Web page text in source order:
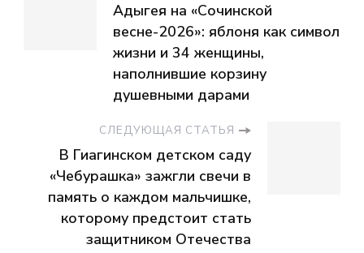
Адыгея на «Сочинской
весне-2026»: яблоня как символ
жизни и 34 женщины,
наполнившие корзину
душевными дарами
СЛЕДУЮЩАЯ СТАТЬЯ
В Гиагинском детском саду
«Чебурашка» зажгли свечи в
память о каждом мальчишке,
которому предстоит стать
защитником Отечества